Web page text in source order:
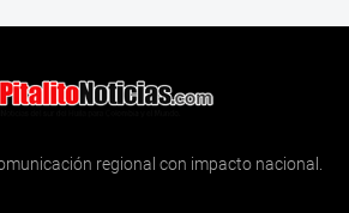
regional con impacto nacional.